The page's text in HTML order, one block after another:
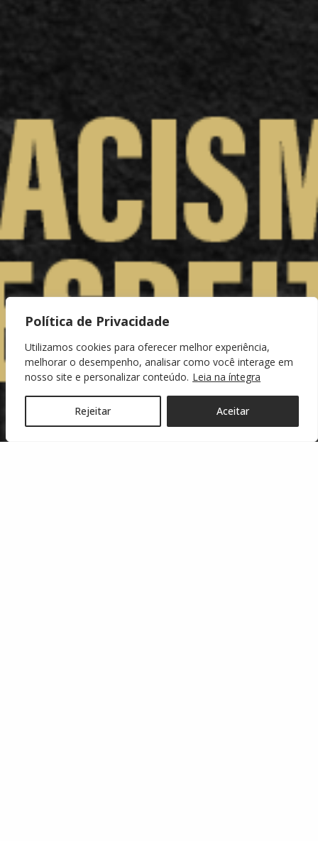
Política de Privacidade
Utilizamos cookies para oferecer melhor experiência,
melhorar o desempenho, analisar como você interage em
nosso site e personalizar conteúdo. Leia na íntegra
Rejeitar Aceitar